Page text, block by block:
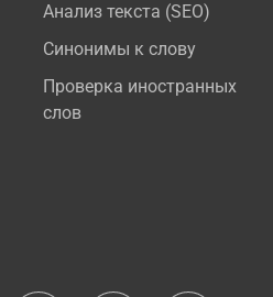
Анализ текста (SEO)
Синонимы к слову
Проверка иностранных
слов